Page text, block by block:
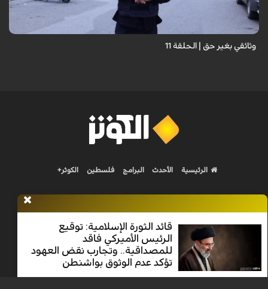
وثائقي بغير حق | الحلقة 11
قائد الثورة الإسلامية: توقيع
الرئيس الأميركي فاقد
للمصداقية.. وتجارب نقض العهود
تؤكد عدم الوثوق بواشنطن
الرئيسية الأحدث البرامج فلسطين الكوثر+
Nilesat 11900 V | Badr 8 11747 V | Badr5 12284 V